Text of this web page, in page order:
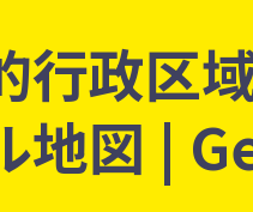
行政区
地図 |